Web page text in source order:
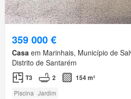
359 000 €
Casa em Marinhais, Município de
Distrito de Santarém
T3 2 154 m²
Piscina Jardim